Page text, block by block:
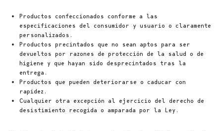
Productos confeccionados conforme a las
especificaciones del consumidor y usuario o claramente
personalizados.
Productos precintados que no sean aptos para ser
devueltos por razones de protección de la salud o de
higiene y que hayan sido desprecintados tras la
entrega.
Productos que pueden deteriorarse o caducar con
rapidez.
Cualquier otra excepción al ejercicio del derecho de
desistimiento recogida o amparada por la Ley.